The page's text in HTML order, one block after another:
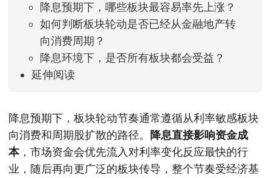
降息预期下，哪些板块最容易率先上涨？
如何判断板块轮动是否已经从金融地产转
向消费周期？
降息环境下，是否所有板块都会受益？
延伸阅读
降息预期下，板块轮动节奏通常遵循从利率敏感板块
向消费和周期股扩散的路径。 降息直接影响资金成
本，市场资金会优先流入对利率变化反应最快的行
业，随后再向更广泛的板块传导，整个节奏受经济基